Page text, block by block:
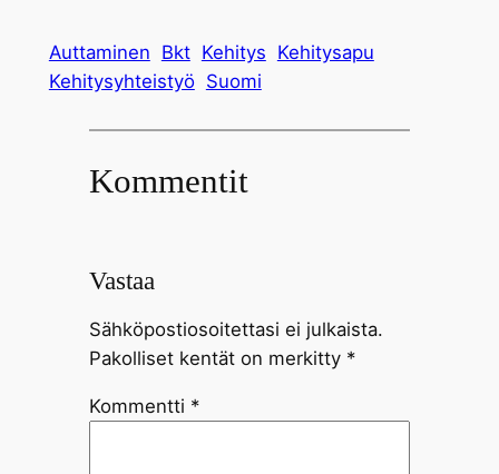
Auttaminen Bkt Kehitys Kehitysapu
Kehitysyhteistyö Suomi
Kommentit
Vastaa
Sähköpostiosoitettasi ei julkaista.
Pakolliset kentät on merkitty *
Kommentti *